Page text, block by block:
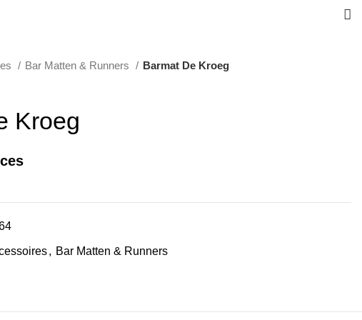
Bar Matten & Runners Barmat De Kroeg
Kroeg
, Bar Matten & Runners